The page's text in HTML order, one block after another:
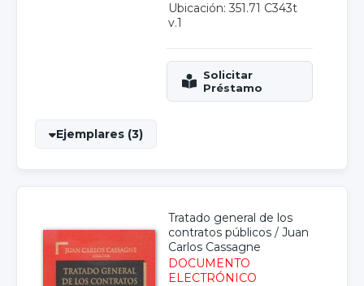
Ubicación: 351.71 C343t
v.1
Ejemplares (3)
Tratado general de los
contratos públicos / Juan
Carlos Cassagne
DOCUMENTO
ELECTRÓNICO